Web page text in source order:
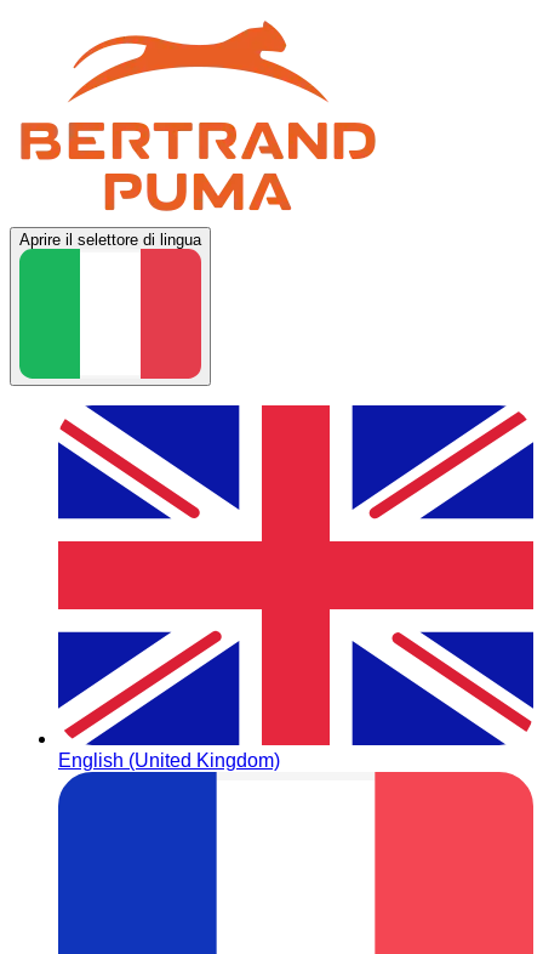
Aprire il selettore di lingua
English (United Kingdom)